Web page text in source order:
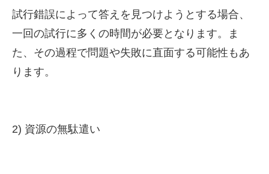
試行錯誤によって答えを見つけようとする場合、
一回の試行に多くの時間が必要となります。ま
た、その過程で問題や失敗に直面する可能性もあ
ります。
2) 資源の無駄遣い